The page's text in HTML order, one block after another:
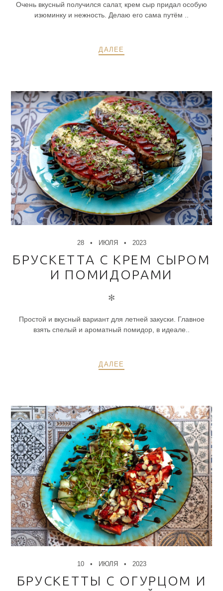
Очень вкусный получился салат, крем сыр придал особую
изюминку и нежность. Делаю его сама путём ..
ДАЛЕЕ
28 ИЮЛЯ 2023
БРУСКЕТТА С КРЕМ СЫРОМ
И ПОМИДОРАМИ
✻
Простой и вкусный вариант для летней закуски. Главное
взять спелый и ароматный помидор, в идеале..
ДАЛЕЕ
10 ИЮЛЯ 2023
БРУСКЕТТЫ С ОГУРЦОМ И